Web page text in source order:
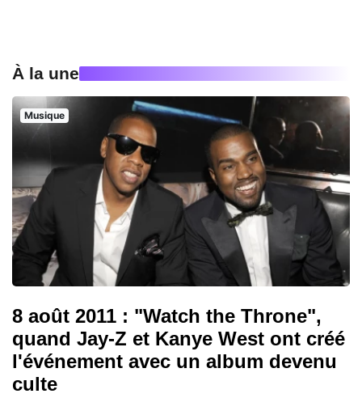
À la une
Musique
8 août 2011 : "Watch the Throne",
quand Jay-Z et Kanye West ont créé
l'événement avec un album devenu
culte